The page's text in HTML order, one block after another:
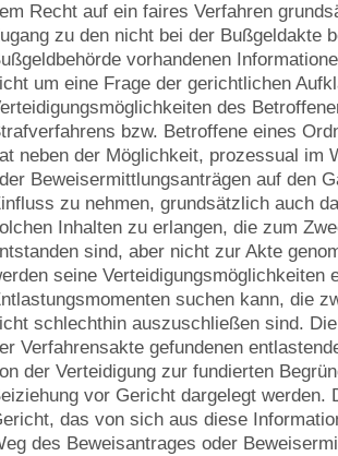
Recht auf ein faires Verfahren
zu den nicht bei der Bußgeldakte
vorhandenen
um eine Frage der gerichtlichen
des
bzw. Betroffene eines
neben der Möglichkeit, prozessual im
Beweisermittlungsanträgen auf den
zu nehmen, grundsätzlich auch
Inhalten zu erlangen, die zum
sind, aber nicht zur Akte
seine Verteidigungsmöglichkeiten
suchen kann, die
schlechthin auszuschließen sind.
Verfahrensakte gefundenen
der Verteidigung zur fundierten
vor Gericht dargelegt werden.
das von sich aus diese
des Beweisantrages oder